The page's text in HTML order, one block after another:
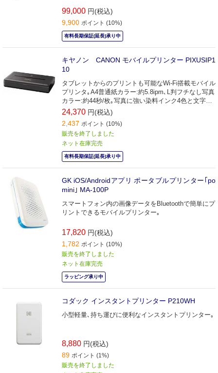
99,000 円(税込)
9,900 ポイント (10%)
有料長期保証(延長)承り中
キヤノン CANON モバイルプリンター PIXUSIP1
10
タブレットからのプリントも可能なWi-Fi搭載モバイル
プリンタ｡A4普通紙カラー:約5.8ipm､L判フチなし写真
カラー:約44秒/枚｡写真に強い染料インク4色と文字に
強い顔料インクの5色インクタンクを搭載｡
24,370 円(税込)
2,437 ポイント (10%)
販売を終了しました
ネット在庫完売
有料長期保証(延長)承り中
GK iOS/Androidアプリ ポータブルプリンター｢po
mini｣ MA-100P
スマートフォン内の画像データをBluetoothで簡単にプ
リントできるモバイルプリンター｡
17,820 円(税込)
1,782 ポイント (10%)
販売を終了しました
ネット在庫完売
ラッピング承り中
コダック インスタントプリンター P210WH
小型軽量､持ち運びに便利なインスタントプリンター｡
8,880 円(税込)
89 ポイント (1%)
販売を終了しました